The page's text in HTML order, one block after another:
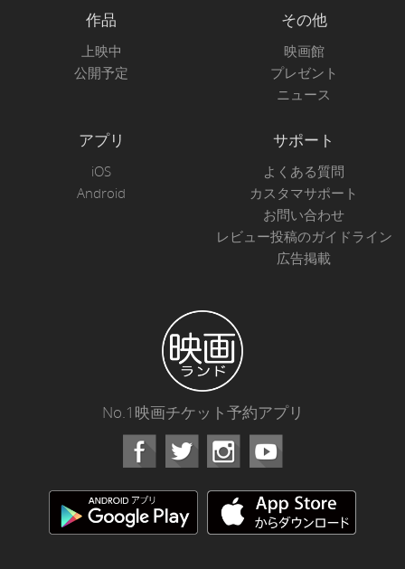
作品
上映中
公開予定
その他
映画館
プレゼント
ニュース
アプリ
iOS
Android
サポート
よくある質問
カスタマサポート
お問い合わせ
レビュー投稿のガイドライン
広告掲載
No.1映画チケット予約アプリ
Facebook Instagram